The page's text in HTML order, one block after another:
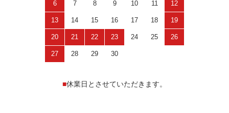
6 7 8 9 10 11 12
13 14 15 16 17 18 19
20 21 22 23 24 25 26
27 28 29 30
■休業日とさせていただきます。